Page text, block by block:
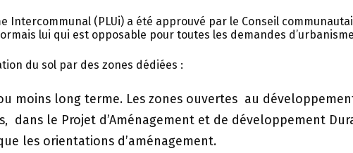
Intercommunal (PLUi) a été approuvé par le Conseil
lui qui est opposable pour toutes les demandes
du sol par des zones dédiées :
moins long terme. Les zones ouvertes au
dans le Projet d’Aménagement et de développement
les orientations d’aménagement.